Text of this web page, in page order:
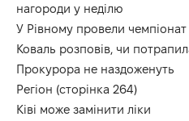
нагороди у неділю
У Рівному провели чемпіонат
Коваль розповів, чи
Прокурора не наздоженуть
Регіон (сторінка 264)
Ківі може замінити ліки